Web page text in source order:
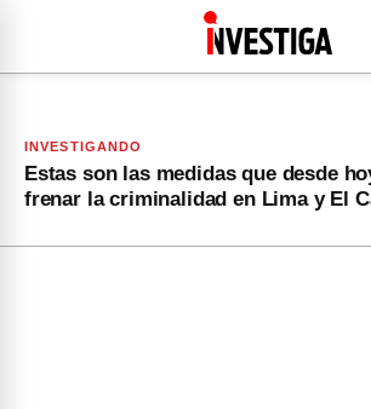
INVESTIGANDO
Estas son las medidas que desde
frenar la criminalidad en Lima y El